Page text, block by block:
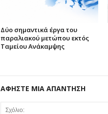
Δύο σημαντικά έργα του
παραλιακού μετώπου εκτός
Ταμείου Ανάκαμψης
ΑΦΗΣΤΕ ΜΙΑ ΑΠΑΝΤΗΣΗ